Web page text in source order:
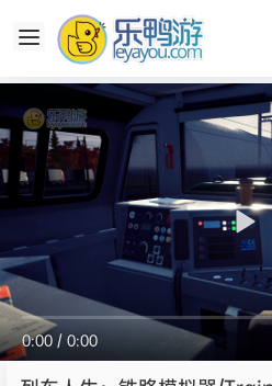
0:00 / 0:00